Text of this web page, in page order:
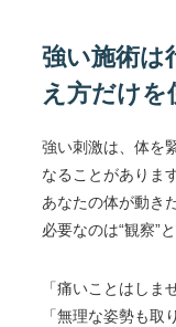
強い施術は
え方だけを
強い刺激は、体を
なることがあります
あなたの体が動き
必要なのは“観察”
「痛いことはしま
「無理な姿勢も取